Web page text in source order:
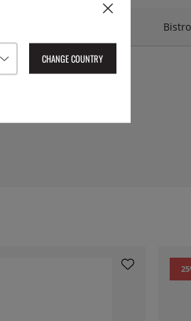
Bistro
24208
25
CHANGE COUNTRY